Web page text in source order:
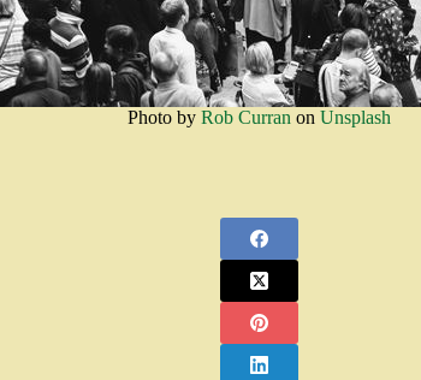
Photo by Rob Curran on Unsplash